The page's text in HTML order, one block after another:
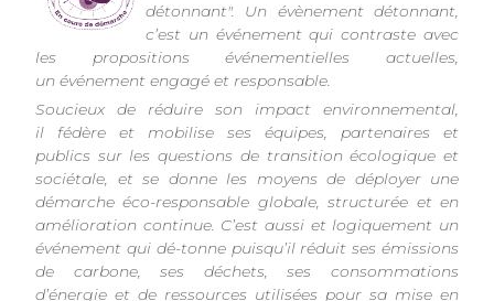
détonnant". Un évènement détonnant,
c’est un événement qui contraste avec
les propositions événementielles actuelles,
un événement engagé et responsable.
Soucieux de réduire son impact environnemental,
il fédère et mobilise ses équipes, partenaires et
publics sur les questions de transition écologique et
sociétale, et se donne les moyens de déployer une
démarche éco-responsable globale, structurée et en
amélioration continue. C’est aussi et logiquement un
événement qui dé-tonne puisqu’il réduit ses émissions
de carbone, ses déchets, ses consommations
d’énergie et de ressources utilisées pour sa mise en